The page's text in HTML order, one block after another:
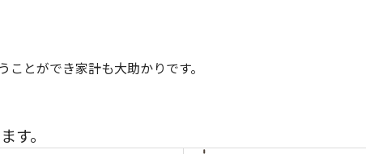
とができ家計も大助かりです。
す。